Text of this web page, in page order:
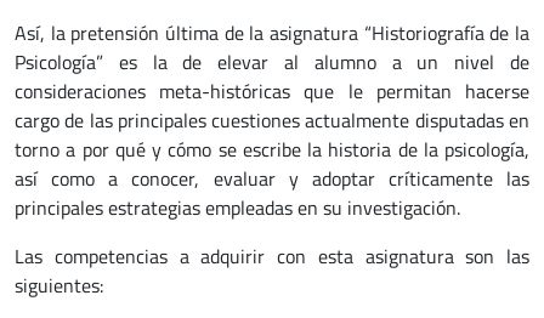
Así, la pretensión última de la asignatura “Historiografía de la
Psicología” es la de elevar al alumno a un nivel de
consideraciones meta-históricas que le permitan hacerse
cargo de las principales cuestiones actualmente disputadas en
torno a por qué y cómo se escribe la historia de la psicología,
así como a conocer, evaluar y adoptar críticamente las
principales estrategias empleadas en su investigación.
Las competencias a adquirir con esta asignatura son las
siguientes: